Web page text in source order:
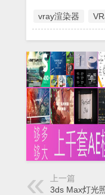
vray渲染器
上一篇
3ds Max灯光